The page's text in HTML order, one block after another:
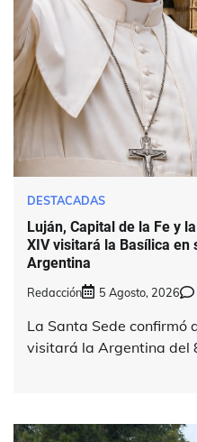
DESTACADAS
Luján, Capital de la Fe y
XIV visitará la Basílica en
Argentina
Redacción 5 Agosto, 2026
La Santa Sede confirmó
visitará la Argentina del